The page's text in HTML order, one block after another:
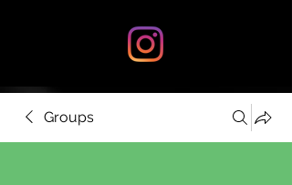
Groups